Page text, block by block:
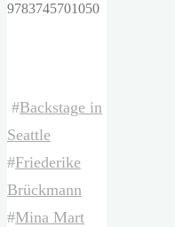
9783745701050
#Backstage in
Seattle
#Friederike
Brückmann
#Mina Mart